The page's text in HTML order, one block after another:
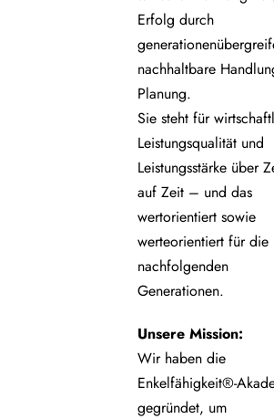
Erfolg durch
nachhaltbare
Planung.
Sie steht für
Leistungsqualität und
Leistungsstärke über
auf Zeit – und das
wertorientiert sowie
werteorientiert für die
nachfolgenden
Generationen.
Unsere Mission:
Wir haben die
Enkelfähigkeit®-
gegründet, um